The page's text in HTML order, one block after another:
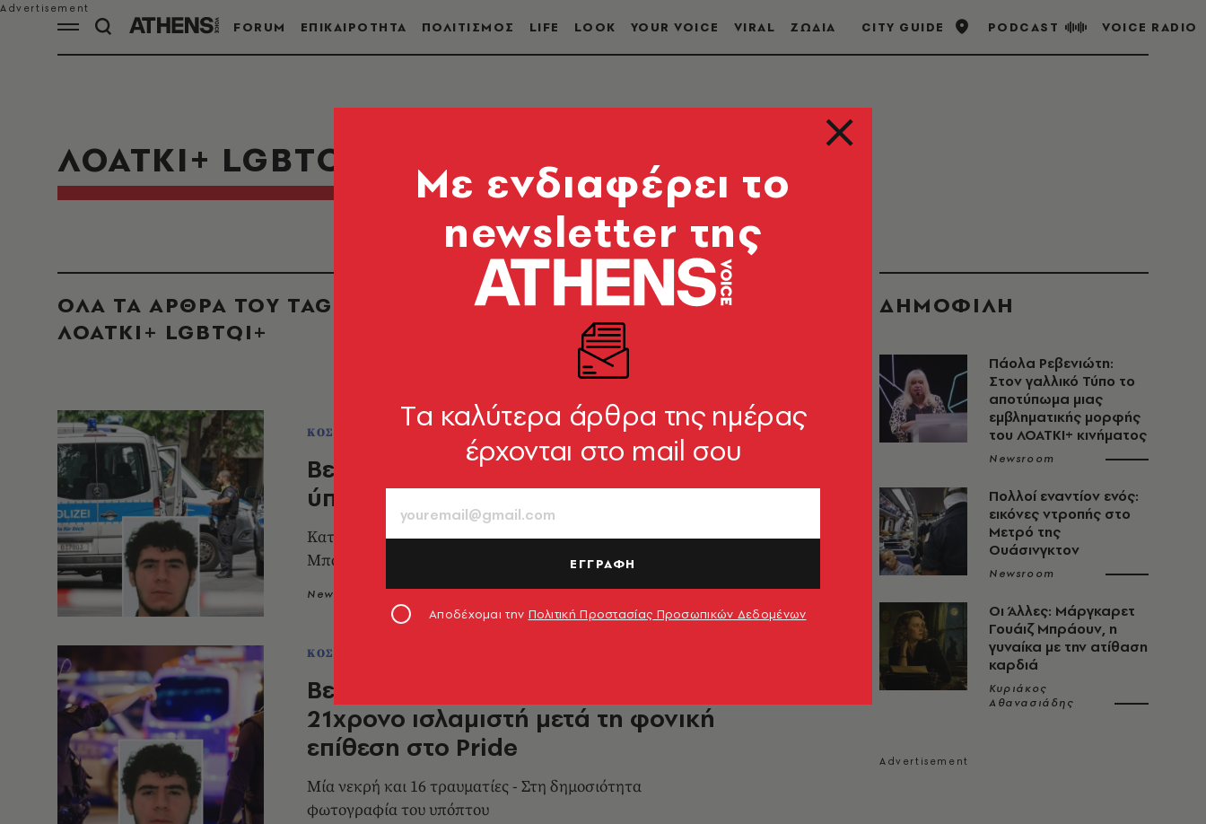
FORUM ΕΠΙΚΑΙΡΟΤΗΤΑ ΠΟΛΙΤΙΣΜΟΣ LIFE LOOK YOUR VOICE VIRAL ΖΩΔΙΑ CITY GUIDE PODCAST VOICE RADIO
ΛΟΑΤΚΙ+ LGBTQI+
ΟΛΑ ΤΑ ΑΡΘΡΑ ΤΟΥ TAG
ΛΟΑΤΚΙ+ LGBTQI+
ΚΟΣΜΟΣ
Βερολίνο: Υποστηρικτής του ISIS ο
ύποπτος για την επίθεση στο Pride
Καταζητείται ο 21χρονος Αμπντούλ Ραχμάν Τουφίκ
Μπαλούτ, Γερμανός λιβανέζικης καταγωγής
Newsroom
ΚΟΣΜΟΣ
Βερολίνο: Ανθρωποκυνηγητό για
21χρονο ισλαμιστή μετά τη φονική
επίθεση στο Pride
Μία νεκρή και 16 τραυματίες - Στη δημοσιότητα
φωτογραφία του υπόπτου
ΔΗΜΟΦΙΛΗ
Πάολα Ρεβενιώτη:
Στον γαλλικό Τύπο το
αποτύπωμα μιας
εμβληματικής μορφής
του ΛΟΑΤΚΙ+ κινήματος
Newsroom
Πολλοί εναντίον ενός:
εικόνες ντροπής στο
Μετρό της
Ουάσινγκτον
Newsroom
Οι Άλλες: Μάργκαρετ
Γουάιζ Μπράουν, η
γυναίκα με την ατίθαση
καρδιά
Κυριάκος
Αθανασιάδης
Mε ενδιαφέρει το
newsletter της
Tα καλύτερα άρθρα της ημέρας
έρχονται στο mail σου
ΕΓΓΡΑΦΗ
Αποδέχομαι την Πολιτική Προστασίας Προσωπικών Δεδομένων